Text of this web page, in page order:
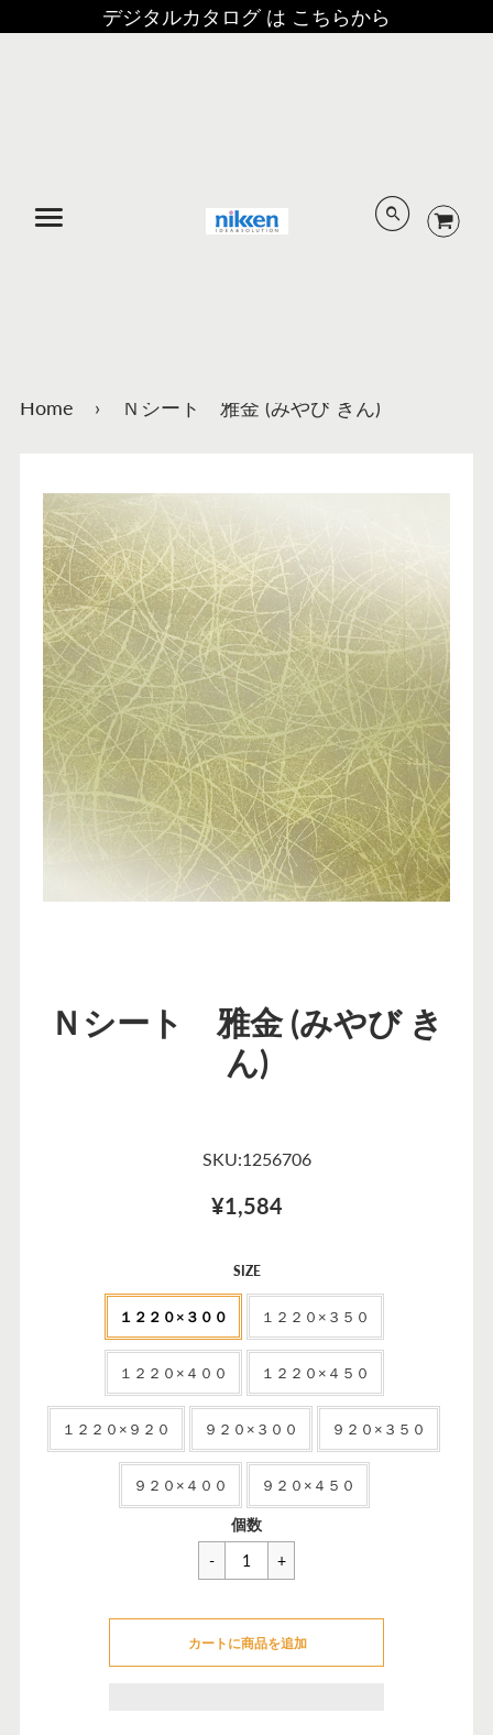
デジタルカタログ は こちらから
Home › Ｎシート 雅金 (みやび きん)
Ｎシート 雅金 (みやび き
ん)
SKU:1256706
¥1,584
セ
ー
ル
価
格
SIZE
１２２０×３００ １２２０×３５０
１２２０×４００ １２２０×４５０
１２２０×９２０ ９２０×３００ ９２０×３５０
９２０×４００ ９２０×４５０
一
般
価
¥2,266
個数
カートに商品を追加